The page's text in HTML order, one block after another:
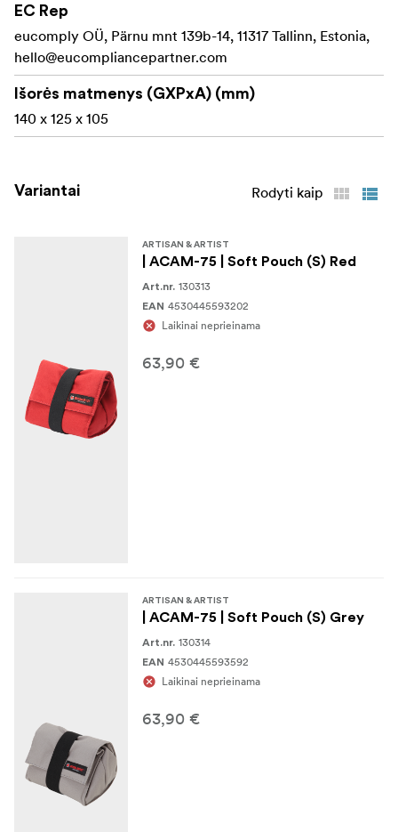
Vidus
Šviesus pamušalas
Reguliuojamas, kad atitiktų fotoaparato dydį
EC Rep
eucomply OÜ, Pärnu mnt 139b-14, 11317 Tallinn, Estonia,
hello@eucompliancepartner.com
Išorės matmenys (GXPxA) (mm)
140 x 125 x 105
Variantai Rodyti kaip
ARTISAN & ARTIST
| ACAM-75 | Soft Pouch (S) Red
Art.nr. 130313
EAN 4530445593202
Laikinai neprieinama
63,90 €
ARTISAN & ARTIST
| ACAM-75 | Soft Pouch (S) Grey
Art.nr. 130314
EAN 4530445593592
Laikinai neprieinama
63,90 €